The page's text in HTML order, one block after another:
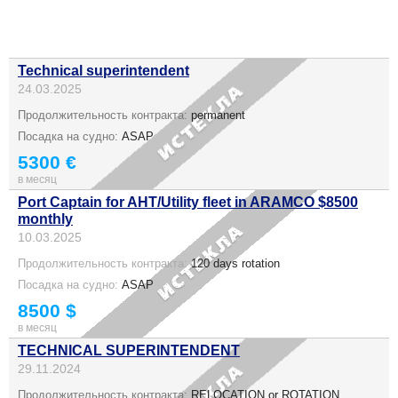
Technical superintendent
24.03.2025
Продолжительность контракта: permanent
Посадка на судно: ASAP
5300 €
в месяц
Port Captain for AHT/Utility fleet in ARAMCO $8500
monthly
10.03.2025
Продолжительность контракта:120 days rotation
Посадка на судно: ASAP
8500 $
в месяц
TECHNICAL SUPERINTENDENT
29.11.2024
Продолжительность контракта: RELOCATION or ROTATION